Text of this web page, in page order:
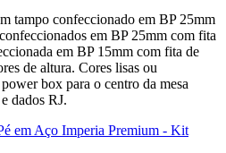
tampo confeccionado em BP 25mm
em BP 25mm com fita
em BP 15mm com fita de
de altura. Cores lisas ou
box para o centro da mesa
dados RJ.